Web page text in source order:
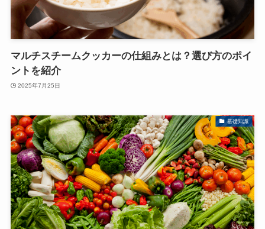
マルチスチームクッカーの仕組みとは？選び方のポイ
ントを紹介
2025年7月25日
基礎知識